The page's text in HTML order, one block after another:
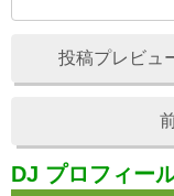
投稿プレビュ
DJ プロフィー